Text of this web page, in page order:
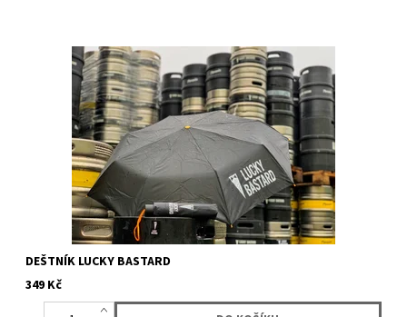
Deštník s logem Lucky Bastard. Skládací deštník s logem Lucky
DEŠTNÍK LUCKY BASTARD
349 Kč